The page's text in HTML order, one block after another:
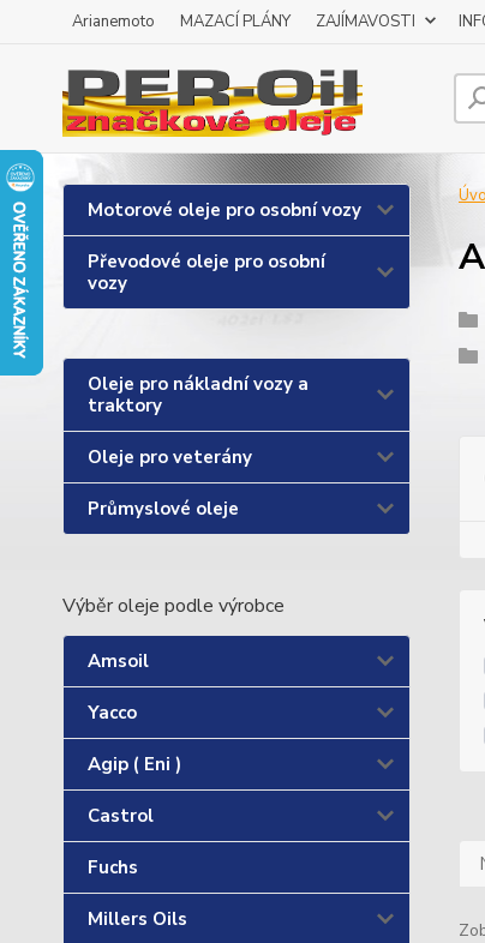
Arianemoto MAZACÍ PLÁNY ZAJÍMAVOSTI
Motorové oleje pro osobní vozy
Převodové oleje pro osobní
vozy
Oleje pro nákladní vozy a
traktory
Oleje pro veterány
Průmyslové oleje
Výběr oleje podle výrobce
Amsoil
Yacco
Agip ( Eni )
Castrol
Fuchs
Millers Oils